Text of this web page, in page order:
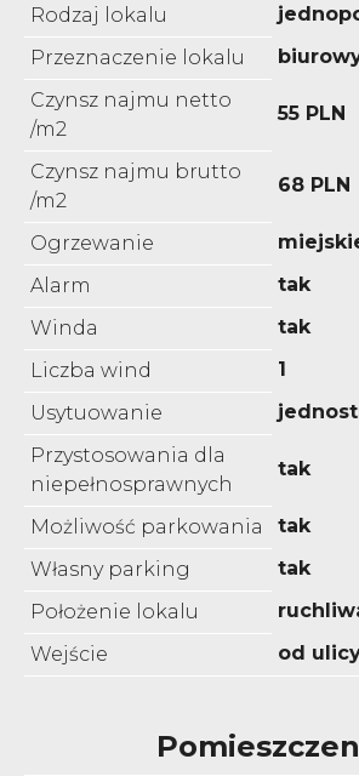
Rodzaj lokalu
Przeznaczenie lokalu
Czynsz najmu netto
/m2
55 PLN
Czynsz najmu brutto
/m2
68 PLN
Ogrzewanie
Alarm
tak
Winda
tak
Liczba wind
1
Usytuowanie
Przystosowania dla
niepełnosprawnych
tak
Możliwość parkowania
tak
Własny parking
tak
Położenie lokalu
Wejście
od